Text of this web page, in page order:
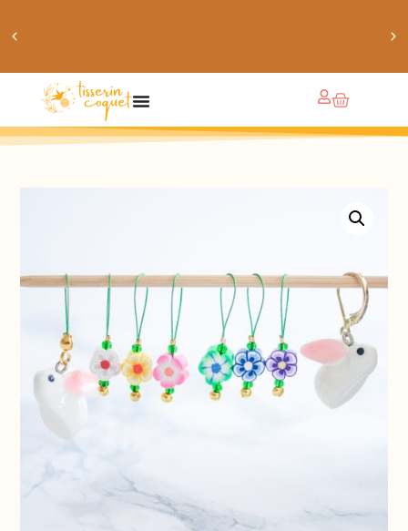
obtiens 20% de réduction sur ton prochain achat de
patrons